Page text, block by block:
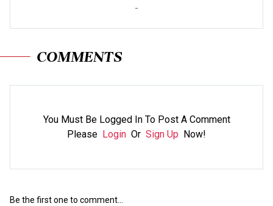
-
COMMENTS
You Must Be Logged In To Post A Comment
Please Login Or Sign Up Now!
Be the first one to comment...